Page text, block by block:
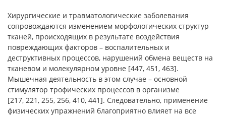
Хирургические и травматологические заболевания
сопровождаются изменением морфологических структур
тканей, происходящих в результате воздействия
повреждающих факторов – воспалительных и
деструктивных процессов, нарушений обмена веществ на
тканевом и молекулярном уровне [447, 451, 463].
Мышечная деятельность в этом случае – основной
стимулятор трофических процессов в организме
[217, 221, 255, 256, 410, 441]. Следовательно, применение
физических упражнений благоприятно влияет на все